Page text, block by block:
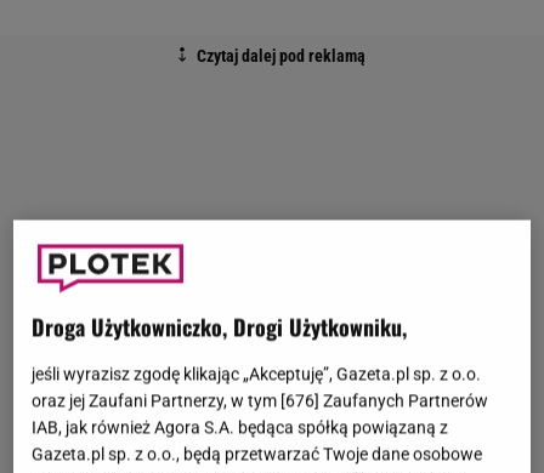
Droga Użytkowniczko, Drogi Użytkowniku,
jeśli wyrazisz zgodę klikając „Akceptuję”, Gazeta.pl sp. z o.o.
oraz jej Zaufani Partnerzy, w tym [676] Zaufanych Partnerów
IAB, jak również Agora S.A. będąca spółką powiązaną z
Gazeta.pl sp. z o.o., będą przetwarzać Twoje dane osobowe